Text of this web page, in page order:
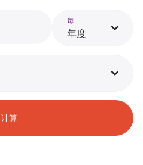
每
年度
计算